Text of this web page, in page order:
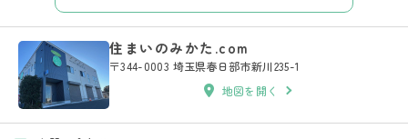
住まいのみかた.com
〒344-0003 埼玉県春日部市新川235-1
地図を開く